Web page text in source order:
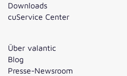
Downloads
cuService Center
Über valantic
Blog
Presse-Newsroom